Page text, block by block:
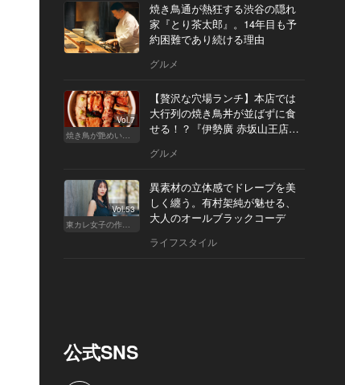
焼き鳥通が熱狂する渋谷の隠れ
家『とり茶太郎』。14年目も予
約困難であり続ける理由
グルメ
Vol.7
焼き鳥が艶めいてきた
【贅沢な穴場ランチ】本店では
大行列の焼き鳥丼が並ばずに食
せる！？『伊勢廣 赤坂山王店』
グルメ
Vol.53
東カレ女子の作り方
異素材の立体感でドレープを美
しく纏う。有村架純が魅せる、
大人のオールブラックコーデ
ライフスタイル
公式SNS